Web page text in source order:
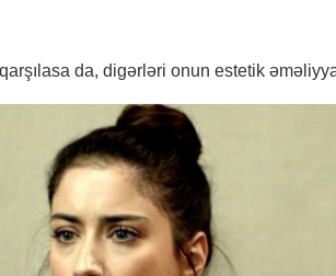
da, digərləri onun estetik